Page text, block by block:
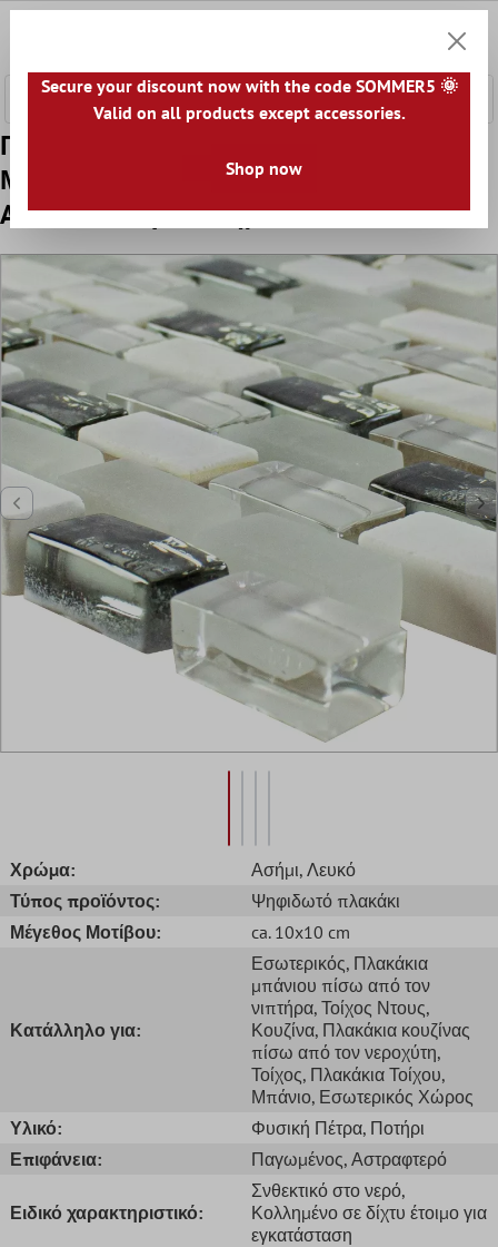
Πρότυπο από Ποτήρι Φυσική Πέτρα
Μητέρα Tου Mαργαριταριού Μωσαϊκό
Admiral Ασπρο Ασήμι
Χρώμα: Ασήμι, Λευκό
Τύπος προϊόντος:
Ψηφιδωτό πλακάκι
Μέγεθος Μοτίβου:
ca. 10x10 cm
Κατάλληλο για:
Εσωτερικός, Πλακάκια
μπάνιου πίσω από τον
νιπτήρα, Τοίχος Ντους,
Κουζίνα, Πλακάκια κουζίνας
πίσω από τον νεροχύτη,
Τοίχος, Πλακάκια Τοίχου,
Μπάνιο, Εσωτερικός Χώρος
Υλικό:
Φυσική Πέτρα, Ποτήρι
Επιφάνεια:
Παγωμένος, Αστραφτερό
Ειδικό χαρακτηριστικό:
Σνθεκτικό στο νερό,
Κολλημένο σε δίχτυ έτοιμο για
εγκατάσταση
Secure your discount now with the code SOMMER5 🌞
Valid on all products except accessories.
Shop now